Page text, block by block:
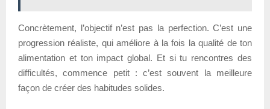
Concrètement, l’objectif n’est pas la perfection. C’est une
progression réaliste, qui améliore à la fois la qualité de ton
alimentation et ton impact global. Et si tu rencontres des
difficultés, commence petit : c’est souvent la meilleure
façon de créer des habitudes solides.